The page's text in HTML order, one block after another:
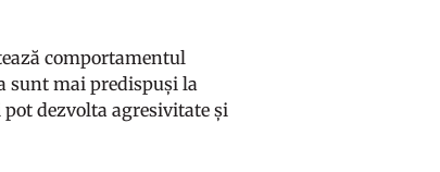
comportamentul
sunt mai predispuși la
pot dezvolta agresivitate și